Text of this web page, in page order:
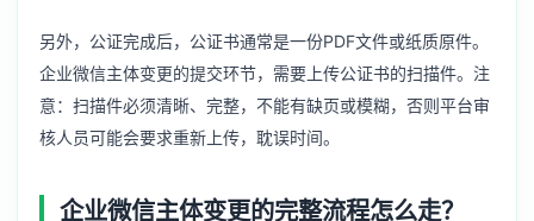
另外，公证完成后，公证书通常是一份PDF文件或纸质原件。
企业微信主体变更的提交环节，需要上传公证书的扫描件。注
意：扫描件必须清晰、完整，不能有缺页或模糊，否则平台审
核人员可能会要求重新上传，耽误时间。
企业微信主体变更的完整流程怎么走？